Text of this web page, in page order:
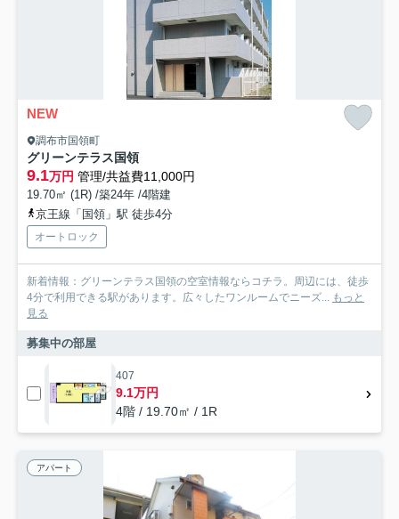
NEW
調布市国領町
グリーンテラス国領
9.1万円 管理/共益費11,000円
19.70㎡ (1R) /築24年 /4階建
京王線「国領」駅 徒歩4分
オートロック
新着情報：グリーンテラス国領の空室情報ならコチラ。周辺には、徒歩
4分で利用できる駅があります。広々したワンルームでニーズ...
もっと
見る
募集中の部屋
407
9.1万円
4階 / 19.70㎡ / 1R
アパート